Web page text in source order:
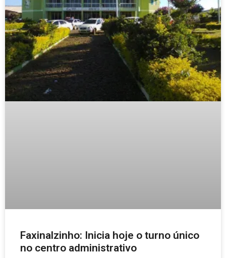
Faxinalzinho: Inicia hoje o turno único
no centro administrativo